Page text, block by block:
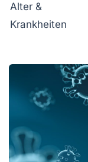
Alter &
Krankheiten